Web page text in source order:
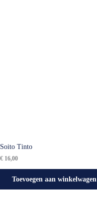
Soito Tinto
€ 16,00
Toevoegen aan winkelwagen